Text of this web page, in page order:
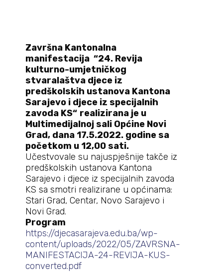
Završna Kantonalna
manifestacija “24. Revija
kulturno-umjetničkog
stvaralaštva djece iz
predškolskih ustanova Kantona
Sarajevo i djece iz specijalnih
zavoda KS“ realizirana je u
Multimedijalnoj sali Općine Novi
Grad, dana 17.5.2022. godine sa
početkom u 12,00 sati.
Učestvovale su najuspješnije takče iz
predškolskih ustanova Kantona
Sarajevo i djece iz specijalnih zavoda
KS sa smotri realizirane u općinama:
Stari Grad, Centar, Novo Sarajevo i
Novi Grad.
Program
https://djecasarajeva.edu.ba/wp-
content/uploads/2022/05/ZAVRSNA-
MANIFESTACIJA-24-REVIJA-KUS-
converted.pdf